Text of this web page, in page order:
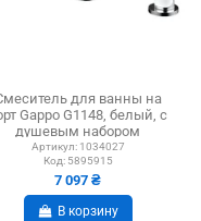
для ванны на
Gappo G1148, белый, с
душевым набором
Артикул: 1034027
Код: 5895915
7 097 ₴
В корзину